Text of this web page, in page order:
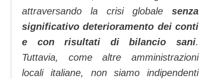
attraversando la crisi globale senza
significativo deterioramento dei conti
e con risultati di bilancio sani.
Tuttavia, come altre amministrazioni
locali italiane, non siamo indipendenti